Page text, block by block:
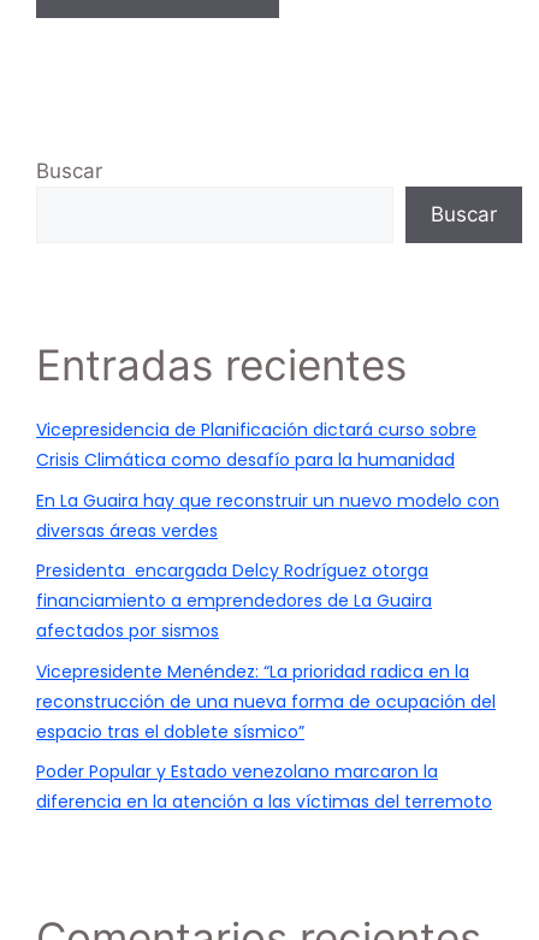
Buscar
Buscar
Entradas recientes
Vicepresidencia de Planificación dictará curso sobre
Crisis Climática como desafío para la humanidad
En La Guaira hay que reconstruir un nuevo modelo con
diversas áreas verdes
Presidenta encargada Delcy Rodríguez otorga
financiamiento a emprendedores de La Guaira
afectados por sismos
Vicepresidente Menéndez: “La prioridad radica en la
reconstrucción de una nueva forma de ocupación del
espacio tras el doblete sísmico”
Poder Popular y Estado venezolano marcaron la
diferencia en la atención a las víctimas del terremoto